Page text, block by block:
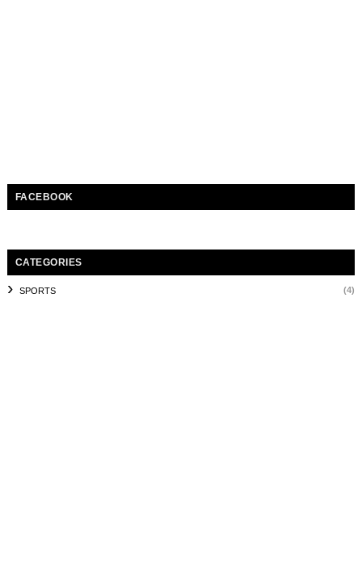
FACEBOOK
CATEGORIES
SPORTS (4)